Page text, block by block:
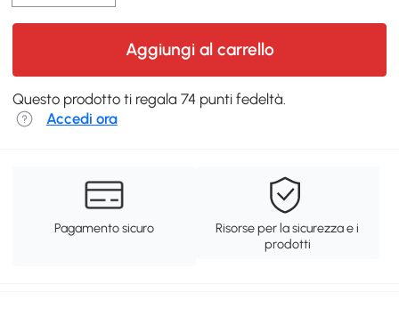
Aggiungi al carrello
Questo prodotto ti regala 74 punti fedeltà.
Accedi ora
Pagamento sicuro
Risorse per la sicurezza e i
prodotti